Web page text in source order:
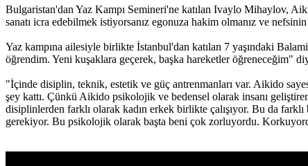
Bulgaristan'dan Yaz Kampı Semineri'ne katılan Ivaylo Mihaylov,
sanatı icra edebilmek istiyorsanız egonuza hakim olmanız ve
Yaz kampına ailesiyle birlikte İstanbul'dan katılan 7 yaşındaki
öğrendim. Yeni kuşaklara geçerek, başka hareketler öğreneceğim"
"İçinde disiplin, teknik, estetik ve güç antrenmanları var. Aikido
şey kattı. Çünkü Aikido psikolojik ve bedensel olarak insanı
disiplinlerden farklı olarak kadın erkek birlikte çalışıyor. Bu da
gerekiyor. Bu psikolojik olarak başta beni çok zorluyordu.